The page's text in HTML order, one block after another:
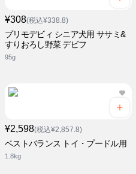
¥308(税込¥338.8)
プリモデビィ シニア犬用 ササミ&
すりおろし野菜 デビフ
95g
¥2,598(税込¥2,857.8)
ベストバランス トイ・プードル用
1.8kg